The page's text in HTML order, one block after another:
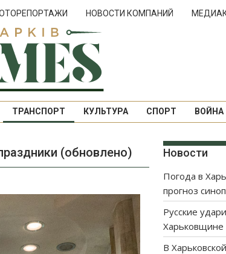
НОВОСТИ КОМПАНИЙ
ТРАНСПОРТ КУЛЬТУРА СПОРТ ВОЙНА
(обновлено) Новости
Погода в
прогноз
Русские
Харьковщине
В